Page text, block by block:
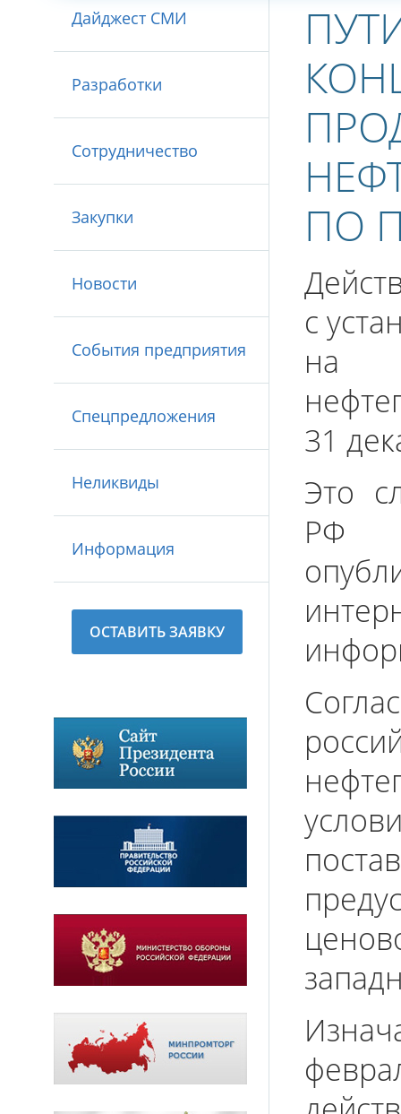
Дайджест СМИ
Разработки
Сотрудничество
Закупки
Новости
События предприятия
Спецпредложения
Неликвиды
Информация
ОСТАВИТЬ ЗАЯВКУ
ПО
с
на
31
Это
РФ